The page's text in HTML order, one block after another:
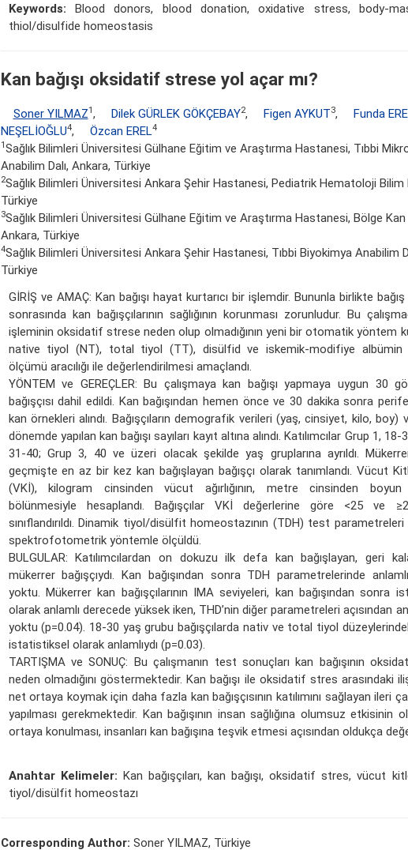
Keywords: Blood donors, blood donation, oxidative stress, body-
thiol/disulfide homeostasis
Kan bağışı oksidatif strese yol açar mı?
Soner YILMAZ1, Dilek GÜRLEK GÖKÇEBAY2, Figen AYKUT3, Funda
NEŞELİOĞLU4, Özcan EREL4
1Sağlık Bilimleri Üniversitesi Gülhane Eğitim ve Araştırma Hastanesi, Tıbbi
Anabilim Dalı, Ankara, Türkiye
2Sağlık Bilimleri Üniversitesi Ankara Şehir Hastanesi, Pediatrik Hematoloji Bilim
Türkiye
3Sağlık Bilimleri Üniversitesi Gülhane Eğitim ve Araştırma Hastanesi, Bölge
Ankara, Türkiye
4Sağlık Bilimleri Üniversitesi Ankara Şehir Hastanesi, Tıbbi Biyokimya Anabilim
Türkiye
GİRİŞ ve AMAÇ: Kan bağışı hayat kurtarıcı bir işlemdir. Bununla birlikte
sonrasında kan bağışçılarının sağlığının korunması zorunludur. Bu
işleminin oksidatif strese neden olup olmadığının yeni bir otomatik yöntem
native tiyol (NT), total tiyol (TT), disülfid ve iskemik-modifiye albümin
ölçümü aracılığı ile değerlendirilmesi amaçlandı.
YÖNTEM ve GEREÇLER: Bu çalışmaya kan bağışı yapmaya uygun 30
bağışçısı dahil edildi. Kan bağışından hemen önce ve 30 dakika sonra
kan örnekleri alındı. Bağışçıların demografik verileri (yaş, cinsiyet, kilo, boy)
dönemde yapılan kan bağışı sayıları kayıt altına alındı. Katılımcılar Grup 1, 18-
31-40; Grup 3, 40 ve üzeri olacak şekilde yaş gruplarına ayrıldı. Mükerrer
geçmişte en az bir kez kan bağışlayan bağışçı olarak tanımlandı. Vücut
(VKİ), kilogram cinsinden vücut ağırlığının, metre cinsinden boyun
bölünmesiyle hesaplandı. Bağışçılar VKİ değerlerine göre <25 ve
sınıflandırıldı. Dinamik tiyol/disülfit homeostazının (TDH) test
spektrofotometrik yöntemle ölçüldü.
BULGULAR: Katılımcılardan on dokuzu ilk defa kan bağışlayan, geri
mükerrer bağışçıydı. Kan bağışından sonra TDH parametrelerinde
yoktu. Mükerrer kan bağışçılarının IMA seviyeleri, kan bağışından sonra
olarak anlamlı derecede yüksek iken, THD’nin diğer parametreleri açısından
yoktu (p=0.04). 18-30 yaş grubu bağışçılarda nativ ve total tiyol
istatistiksel olarak anlamlıydı (p=0.03).
TARTIŞMA ve SONUÇ: Bu çalışmanın test sonuçları kan bağışının
neden olmadığını göstermektedir. Kan bağışı ile oksidatif stres arasındaki
net ortaya koymak için daha fazla kan bağışçısının katılımını sağlayan ileri
yapılması gerekmektedir. Kan bağışının insan sağlığına olumsuz etkisinin
ortaya konulması, insanları kan bağışına teşvik etmesi açısından oldukça
Anahtar Kelimeler: Kan bağışçıları, kan bağışı, oksidatif stres, vücut
tiyol/disülfit homeostazı
Corresponding Author: Soner YILMAZ, Türkiye